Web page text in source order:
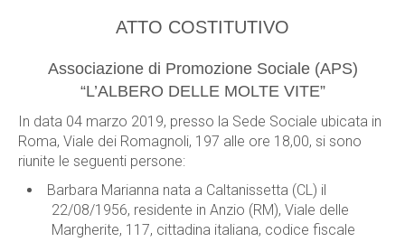
ATTO COSTITUTIVO
Associazione di Promozione Sociale (APS)
“L’ALBERO DELLE MOLTE VITE”
In data 04 marzo 2019, presso la Sede Sociale ubicata in
Roma, Viale dei Romagnoli, 197 alle ore 18,00, si sono
riunite le seguenti persone:
Barbara Marianna nata a Caltanissetta (CL) il
22/08/1956, residente in Anzio (RM), Viale delle
Margherite, 117, cittadina italiana, codice fiscale